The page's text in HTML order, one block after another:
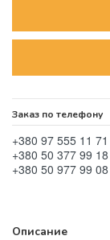
Заказ по телефону
+380 97 555 11 71
+380 50 377 99 18
+380 50 977 99 08
Описание